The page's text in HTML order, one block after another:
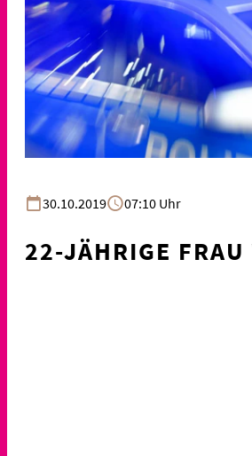
30.10.2019
07:10 Uhr
22-JÄHRIGE FRAU